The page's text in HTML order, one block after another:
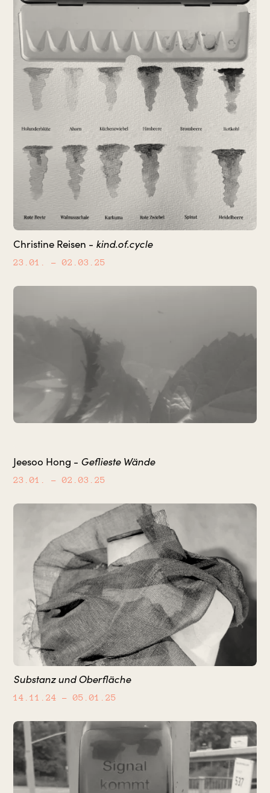
Christine Reisen - kind.of.cycle
23.01. – 02.03.25
Jeesoo Hong - Geflieste Wände
23.01. – 02.03.25
Substanz und Oberfläche
14.11.24 – 05.01.25